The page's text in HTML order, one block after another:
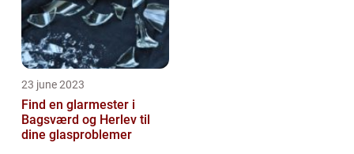
23 june 2023
Find en glarmester i
Bagsværd og Herlev til
dine glasproblemer